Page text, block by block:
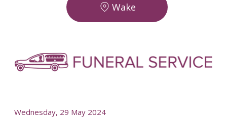
Wake
Wednesday, 29 May 2024